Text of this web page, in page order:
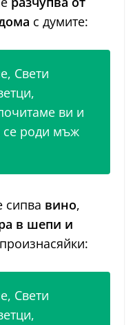
с думите:
Свети
ви и
се роди мъж
сипва вино,
в шепи и
Свети